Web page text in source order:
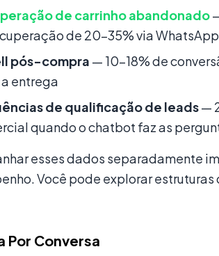
de carrinho abandonado
de 20–35% via
pós-compra — 10–18% de
entrega
de qualificação de leads—
quando o chatbot faz as
esses dados separadamente
Você pode explorar
Por Conversa